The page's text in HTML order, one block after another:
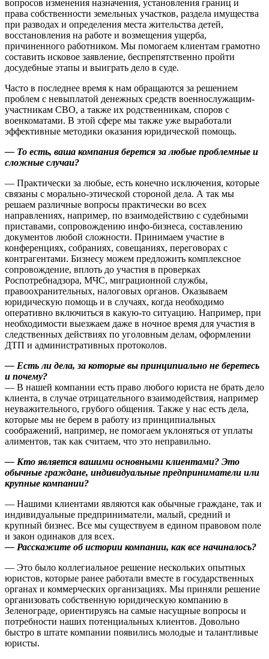
вопросов изменения назначения, установления границ и
права собственности земельных участков, раздела имущества
при разводах и определения места жительства детей,
восстановления на работе и возмещения ущерба,
причиненного работником. Мы помогаем клиентам грамотно
составить исковое заявление, беспрепятственно пройти
досудебные этапы и выиграть дело в суде.
Часто в последнее время к нам обращаются за решением
проблем с невыплатой денежных средств военнослужащим-
участникам СВО, а также их родственникам, споров с
военкоматами. В этой сфере мы также уже выработали
эффективные методики оказания юридической помощь.
— То есть, ваша компания берется за любые проблемные и
сложные случаи?
— Практически за любые, есть конечно исключения, которые
связаны с морально-этической стороной дела. А так мы
решаем различные вопросы практически во всех
направлениях, например, по взаимодействию с судебными
приставами, сопровождению инфо-бизнеса, составлению
документов любой сложности. Принимаем участие в
конференциях, собраниях, совещаниях, переговорах с
контрагентами. Бизнесу можем предложить комплексное
сопровождение, вплоть до участия в проверках
Роспотребнадзора, МЧС, миграционной службы,
правоохранительных, налоговых органов. Оказываем
юридическую помощь и в случаях, когда необходимо
оперативно включиться в какую-то ситуацию. Например, при
необходимости выезжаем даже в ночное время для участия в
следственных действиях по уголовным делам, оформлении
ДТП и административных протоколов.
— Есть ли дела, за которые вы принципиально не беретесь
и почему?
— В нашей компании есть право любого юриста не брать дело
клиента, в случае отрицательного взаимодействия, например
неуважительного, грубого общения. Также у нас есть дела,
которые мы не берем в работу из принципиальных
соображений, например, не помогаем уклоняться от уплаты
алиментов, так как считаем, что это неправильно.
— Кто является вашими основными клиентами? Это
обычные граждане, индивидуальные предприниматели или
крупные компании?
— Нашими клиентами являются как обычные граждане, так и
индивидуальные предприниматели, малый, средний и
крупный бизнес. Все мы существуем в едином правовом поле
и закон одинаков для всех.
— Расскажите об истории компании, как все начиналось?
— Это было коллегиальное решение нескольких опытных
юристов, которые ранее работали вместе в государственных
органах и коммерческих организациях. Мы приняли решение
организовать собственную юридическую компанию в
Зеленограде, ориентируясь на самые насущные вопросы и
потребности наших потенциальных клиентов. Довольно
быстро в штате компании появились молодые и талантливые
юристы.